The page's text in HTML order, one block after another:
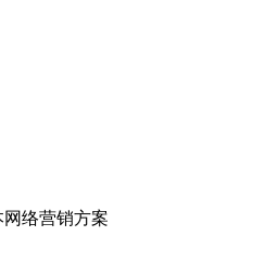
络营销方案